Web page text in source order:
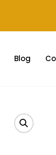
Blog